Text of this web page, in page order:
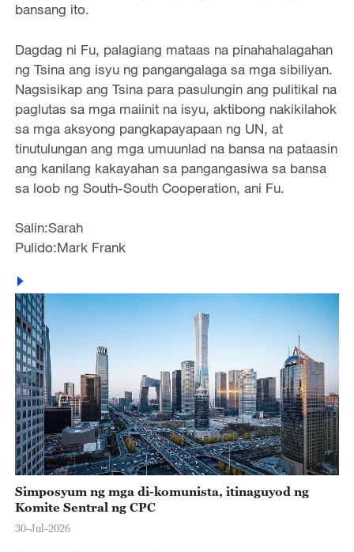
bansang ito.
Dagdag ni Fu, palagiang mataas na pinahahalagahan
ng Tsina ang isyu ng pangangalaga sa mga sibiliyan.
Nagsisikap ang Tsina para pasulungin ang pulitikal na
paglutas sa mga maiinit na isyu, aktibong nakikilahok
sa mga aksyong pangkapayapaan ng UN, at
tinutulungan ang mga umuunlad na bansa na pataasin
ang kanilang kakayahan sa pangangasiwa sa bansa
sa loob ng South-South Cooperation, ani Fu.
Salin:Sarah
Pulido:Mark Frank
Simposyum ng mga di-komunista, itinaguyod ng
Komite Sentral ng CPC
30-Jul-2026